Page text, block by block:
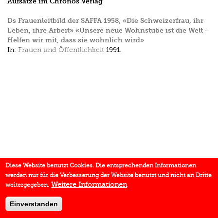
Ds Frauenleitbild der SAFFA 1958, «Die Schweizerfrau, ihr
Leben, ihre Arbeit» «Unsere neue Wohnstube ist die Welt -
Helfen wir mit, dass sie wohnlich wird»
In: Frauen und Öffentlichkeit 1991.
Diese Website benutzt Cookies. Die entsprechenden Informationen
werden nur für die Verbesserung der Website benutzt und nicht an Dritte
weitergegeben. Weitere Informationen
Einverstanden